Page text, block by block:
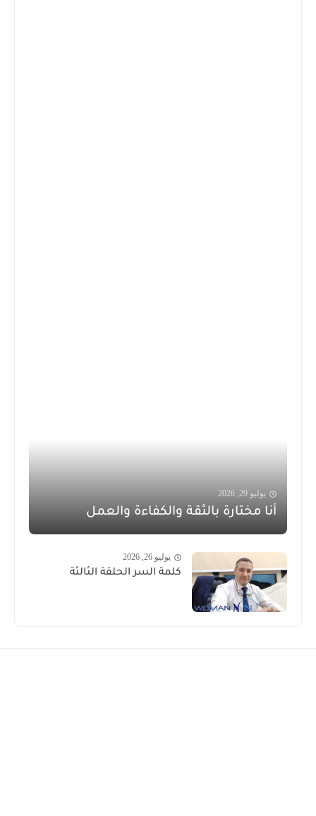
يوليو 29, 2026
أنا مختارة بالثقة والكفاءة والعمل
يوليو 26, 2026
كلمة السر الحلقة الثالثة